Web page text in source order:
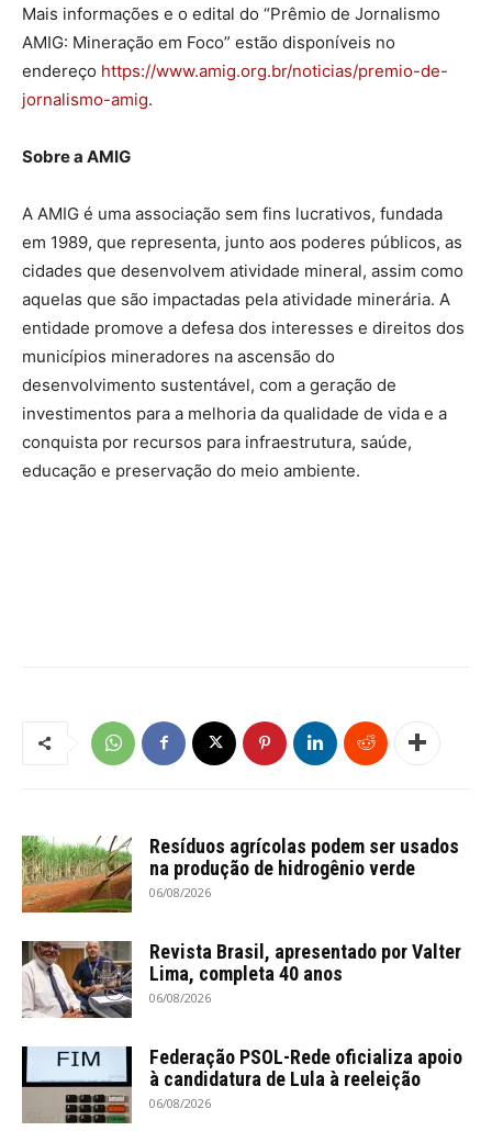
Mais informações e o edital do “Prêmio de Jornalismo
AMIG: Mineração em Foco” estão disponíveis no
endereço https://www.amig.org.br/noticias/premio-de-
jornalismo-amig.
Sobre a AMIG
A AMIG é uma associação sem fins lucrativos, fundada
em 1989, que representa, junto aos poderes públicos, as
cidades que desenvolvem atividade mineral, assim como
aquelas que são impactadas pela atividade minerária. A
entidade promove a defesa dos interesses e direitos dos
municípios mineradores na ascensão do
desenvolvimento sustentável, com a geração de
investimentos para a melhoria da qualidade de vida e a
conquista por recursos para infraestrutura, saúde,
educação e preservação do meio ambiente.
Resíduos agrícolas podem ser usados
na produção de hidrogênio verde
06/08/2026
Revista Brasil, apresentado por Valter
Lima, completa 40 anos
06/08/2026
Federação PSOL-Rede oficializa apoio
à candidatura de Lula à reeleição
06/08/2026